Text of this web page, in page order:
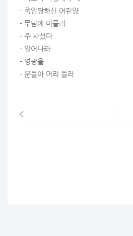
- 죽임당하신 어린양
- 무덤에 머물러
- 주 사셨다
- 일어나라
- 영광을
- 문들아 머리 들라